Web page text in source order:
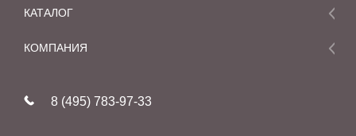
КАТАЛОГ
Мебель
КОМПАНИЯ
Реставрация
8 (495) 783-97-33